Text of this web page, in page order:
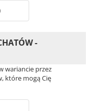
-
wariancie przez
które mogą Cię